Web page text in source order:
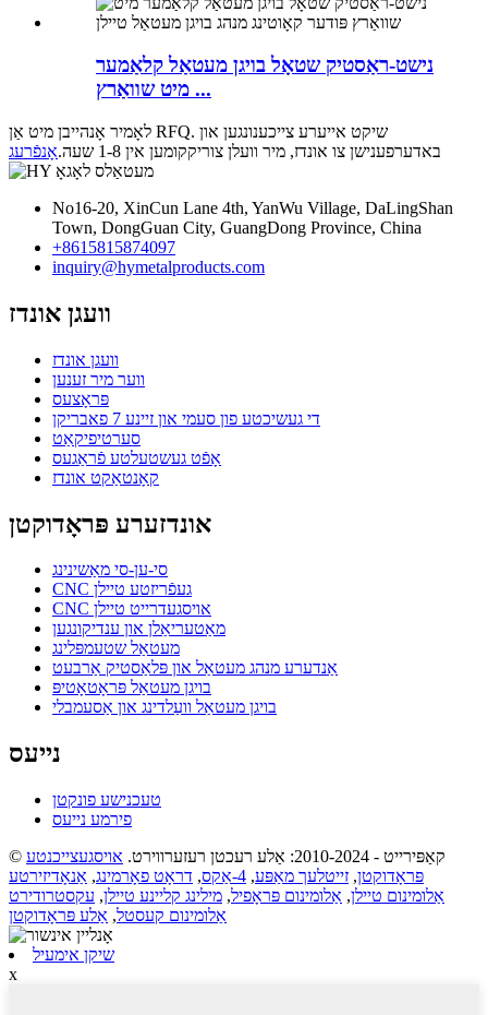
נישט-ראַסטיק שטאָל בויגן מעטאַל קלאַמער
מיט שוואַרץ ...
לאָמיר אָנהייבן מיט אַן RFQ. שיקט אייערע צייכענונגען און
באדערפענישן צו אונדז, מיר וועלן צוריקקומען אין 1-8 שעה.
אָנפֿרעג
No16-20, XinCun Lane 4th, YanWu Village, DaLingShan
Town, DongGuan City, GuangDong Province, China
+8615815874097
inquiry@hymetalproducts.com
וועגן אונדז
וועגן אונדז
ווער מיר זענען
פּראָצעס
די געשיכטע פון ​​סעמי און זיינע 7 פאבריקן
סערטיפיקאַט
אָפֿט געשטעלטע פֿראַגעס
קאָנטאַקט אונדז
אונדזערע פּראָדוקטן
סי-ען-סי מאַשינינג
CNC געפֿריזטע טיילן
CNC אויסגעדרייט טיילן
מאַטעריאַלן און ענדיקונגען
מעטאַל שטעמפּלינג
אַנדערע מנהג מעטאַל און פּלאַסטיק אַרבעט
בויגן מעטאַל פּראָטאָטיפּ
בויגן מעטאַל וועַלדינג און אַסעמבלי
נייעס
טעכנישע פונקטן
פירמע נייעס
© קאַפּירייט - 2010-2024: אַלע רעכטן רעזערווירט.
אויסגעצייכנטע
פּראָדוקטן, זייטלעך מאַפּע, 4-אַקס , דראָט פאָרמינג, אַנאָדיזירטע
אַלומינום טיילן, אַלומינום פּראָפיל, מילינג קליינע טיילן, עקסטרודירט
אַלומינום קעסטל, אַלע פּראָדוקטן
שיקן אימעיל
x